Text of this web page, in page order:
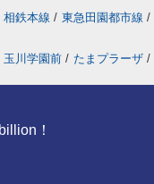
相鉄本線 / 東急田園都市線 /
玉川学園前 / たまプラーザ /
！